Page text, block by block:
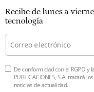
Recibe de lunes a
tecnología
De conformidad con el RGPD y
PUBLICACIONES, S.A. tratará
noticias de actualidad.